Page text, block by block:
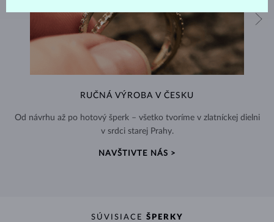
RUČNÁ VÝROBA V ČESKU
Od návrhu až po hotový šperk – všetko tvoríme v zlatníckej dielni
v srdci starej Prahy.
NAVŠTIVTE NÁS >
SÚVISIACE ŠPERKY